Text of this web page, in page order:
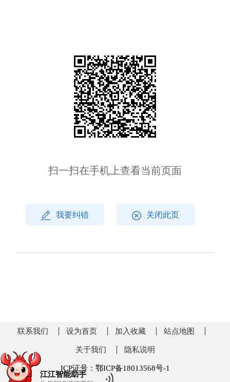
江江智能助手
扫一扫在手机上查看当前页面
我要纠错 关闭此页
联系我们 设为首页 加入收藏 站点地图
关于我们 隐私说明
ICP证号：鄂ICP备18013568号-1